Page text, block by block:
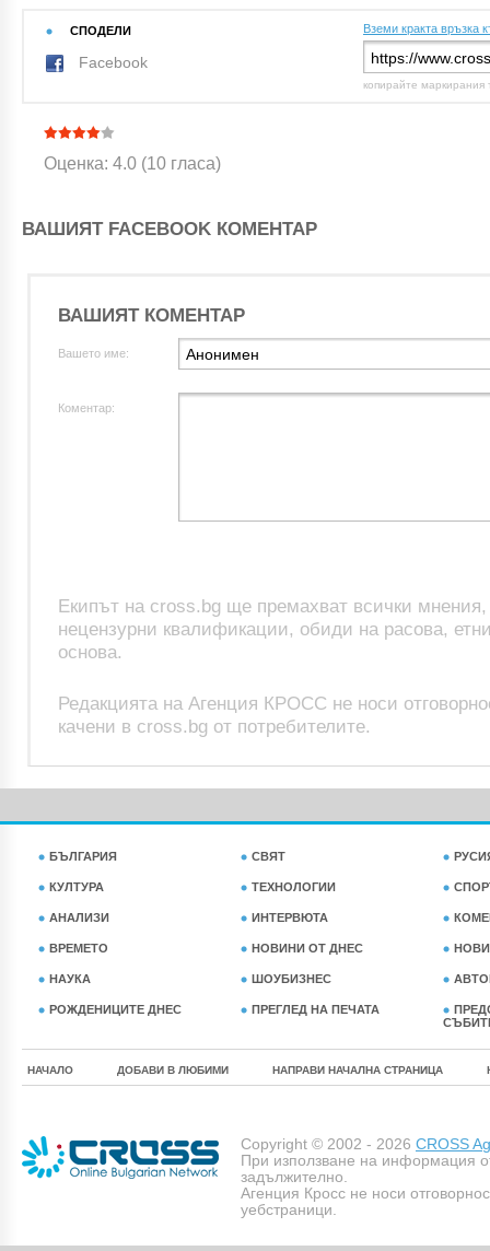
СПОДЕЛИ
Facebook
Вземи кракта връзка
копирайте маркирания
Оценка: 4.0 (10 гласа)
ВАШИЯТ FACEBOOK КОМЕНТАР
ВАШИЯТ КОМЕНТАР
Вашето име:
Коментар:
Екипът на cross.bg ще премахват всички
нецензурни квалификации, обиди на расова,
основа.
Редакцията на Агенция КРОСС не носи
качени в cross.bg от потребителите.
БЪЛГАРИЯ СВЯТ
КУЛТУРА ТЕХНОЛОГИИ
АНАЛИЗИ ИНТЕРВЮТА
ВРЕМЕТО НОВИНИ ОТ ДНЕС
НАУКА ШОУБИЗНЕС
РОЖДЕНИЦИТЕ ДНЕС ПРЕГЛЕД НА ПЕЧАТА
НАЧАЛО ДОБАВИ В ЛЮБИМИ НАПРАВИ НАЧАЛНА СТРАНИЦА
Copyright © 2002 - 2026 CROSS
При използване на информация
задължително.
Агенция Кросс не носи
уебстраници.